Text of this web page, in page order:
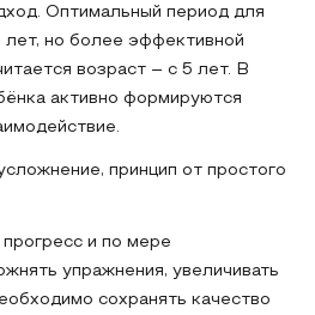
Оптимальный период для
лет, но более эффективной
возраст – с 5 лет. В
активно формируются
принцип от простого
и по мере
упражнения, увеличивать
сохранять качество